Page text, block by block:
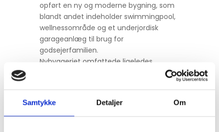
Samtykke Detaljer Om
opført en ny og moderne bygning, som
blandt andet indeholder swimmingpool,
wellnessområde og et underjordisk
garageanlæg til brug for
godsejerfamilien.
Nybyggeriet omfattede ligeledes
opførslen af cirka 9.000 m2 bygninger i
bebyggelser omkring godset.